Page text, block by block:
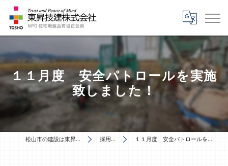
１１月度 安全パトロールを実施
致しました！
松山市の建設は東昇技建株式会社 採用ブログ １１月度 安全パトロールを実施致しました！